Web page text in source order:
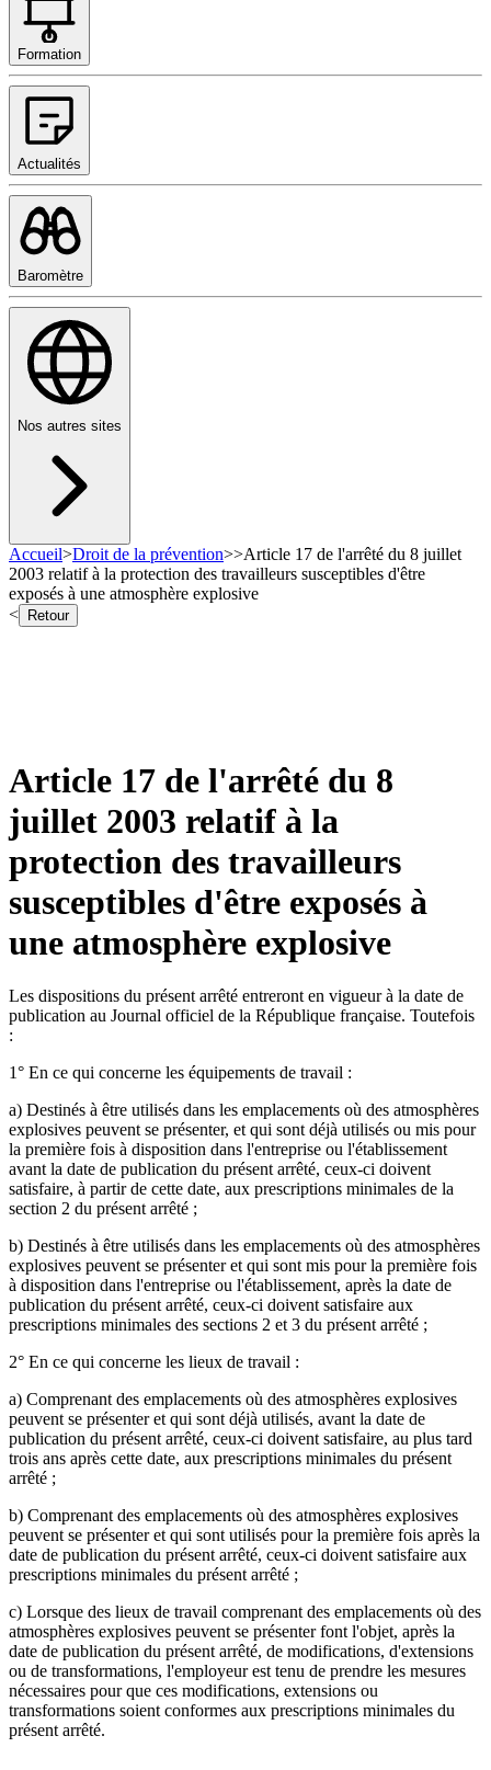
Formation
Actualités
Baromètre
Nos autres sites
Accueil>Droit de la prévention>>Article 17 de l'arrêté du 8 juillet
2003 relatif à la protection des travailleurs susceptibles d'être
exposés à une atmosphère explosive
<
Retour
Article 17 de l'arrêté du 8
juillet 2003 relatif à la
protection des travailleurs
susceptibles d'être exposés à
une atmosphère explosive
Les dispositions du présent arrêté entreront en vigueur à la date de
publication au Journal officiel de la République française. Toutefois
:
1° En ce qui concerne les équipements de travail :
a) Destinés à être utilisés dans les emplacements où des atmosphères
explosives peuvent se présenter, et qui sont déjà utilisés ou mis pour
la première fois à disposition dans l'entreprise ou l'établissement
avant la date de publication du présent arrêté, ceux-ci doivent
satisfaire, à partir de cette date, aux prescriptions minimales de la
section 2 du présent arrêté ;
b) Destinés à être utilisés dans les emplacements où des atmosphères
explosives peuvent se présenter et qui sont mis pour la première fois
à disposition dans l'entreprise ou l'établissement, après la date de
publication du présent arrêté, ceux-ci doivent satisfaire aux
prescriptions minimales des sections 2 et 3 du présent arrêté ;
2° En ce qui concerne les lieux de travail :
a) Comprenant des emplacements où des atmosphères explosives
peuvent se présenter et qui sont déjà utilisés, avant la date de
publication du présent arrêté, ceux-ci doivent satisfaire, au plus tard
trois ans après cette date, aux prescriptions minimales du présent
arrêté ;
b) Comprenant des emplacements où des atmosphères explosives
peuvent se présenter et qui sont utilisés pour la première fois après la
date de publication du présent arrêté, ceux-ci doivent satisfaire aux
prescriptions minimales du présent arrêté ;
c) Lorsque des lieux de travail comprenant des emplacements où des
atmosphères explosives peuvent se présenter font l'objet, après la
date de publication du présent arrêté, de modifications, d'extensions
ou de transformations, l'employeur est tenu de prendre les mesures
nécessaires pour que ces modifications, extensions ou
transformations soient conformes aux prescriptions minimales du
présent arrêté.